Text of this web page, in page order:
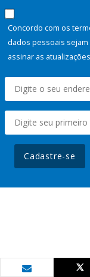
Concordo com os
dados pessoais
assinar as
Cadastre-se